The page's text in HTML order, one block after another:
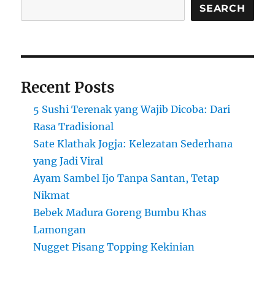
SEARCH
Recent Posts
5 Sushi Terenak yang Wajib Dicoba: Dari
Rasa Tradisional
Sate Klathak Jogja: Kelezatan Sederhana
yang Jadi Viral
Ayam Sambel Ijo Tanpa Santan, Tetap
Nikmat
Bebek Madura Goreng Bumbu Khas
Lamongan
Nugget Pisang Topping Kekinian